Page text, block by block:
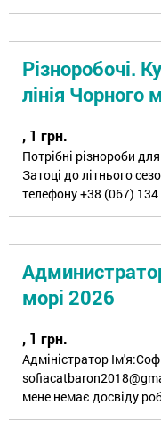
Різноробочі.
лінія Чорного
, 1 грн.
Потрібні різнороби
Затоці до літнього
телефону +38 (067)
морі 2026
, 1 грн.
Адміністратор
мене немає досвіду